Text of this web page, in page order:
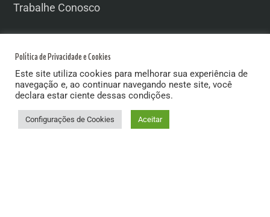
Trabalhe Conosco
Matriz
Av. Princesa do Sul, 2.320 – Jardim Ribeiro,
Varginha/MG CEP: 37.068-002.
(35) 3214.1837
Política de Privacidade e Cookies
Este site utiliza cookies para melhorar sua experiência de
navegação e, ao continuar navegando neste site, você
declara estar ciente dessas condições.
Configurações de Cookies Aceitar